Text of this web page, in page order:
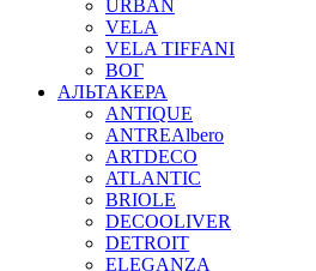
URBAN
VELA
VELA TIFFANI
ВОГ
АЛЬТАКЕРА
ANTIQUE
ANTREAlbero
ARTDECO
ATLANTIC
BRIOLE
DECOOLIVER
DETROIT
ELEGANZA